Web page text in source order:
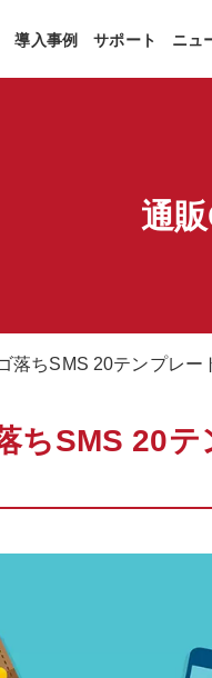
導入事例 サポート ニュ
通
落ちSMS 20テンプレー
ちSMS 20テ